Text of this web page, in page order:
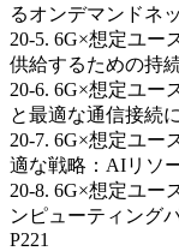
るオンデマンドネ
20-5. 6G×想定ユー
供給するための持
20-6. 6G×想定ユー
と最適な通信接続
20-7. 6G×想定ユー
適な戦略：AIリソ
20-8. 6G×想定ユー
ンピューティング
P221